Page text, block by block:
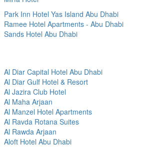
Park Inn Hotel Yas Island Abu Dhabi
Ramee Hotel Apartments - Abu Dhabi
Sands Hotel Abu Dhabi
Al Diar Capital Hotel Abu Dhabi
Al Diar Gulf Hotel & Resort
Al Jazira Club Hotel
Al Maha Arjaan
Al Manzel Hotel Apartments
Al Ravda Rotana Suites
Al Rawda Arjaan
Aloft Hotel Abu Dhabi